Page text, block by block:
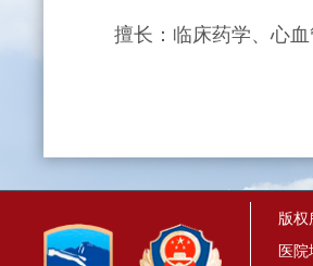
擅长：临床药学、心血
版权
医